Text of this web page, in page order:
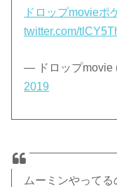
ドロップmovieポ
twitter.com/
— ドロップmovie
2019
ムーミンやって